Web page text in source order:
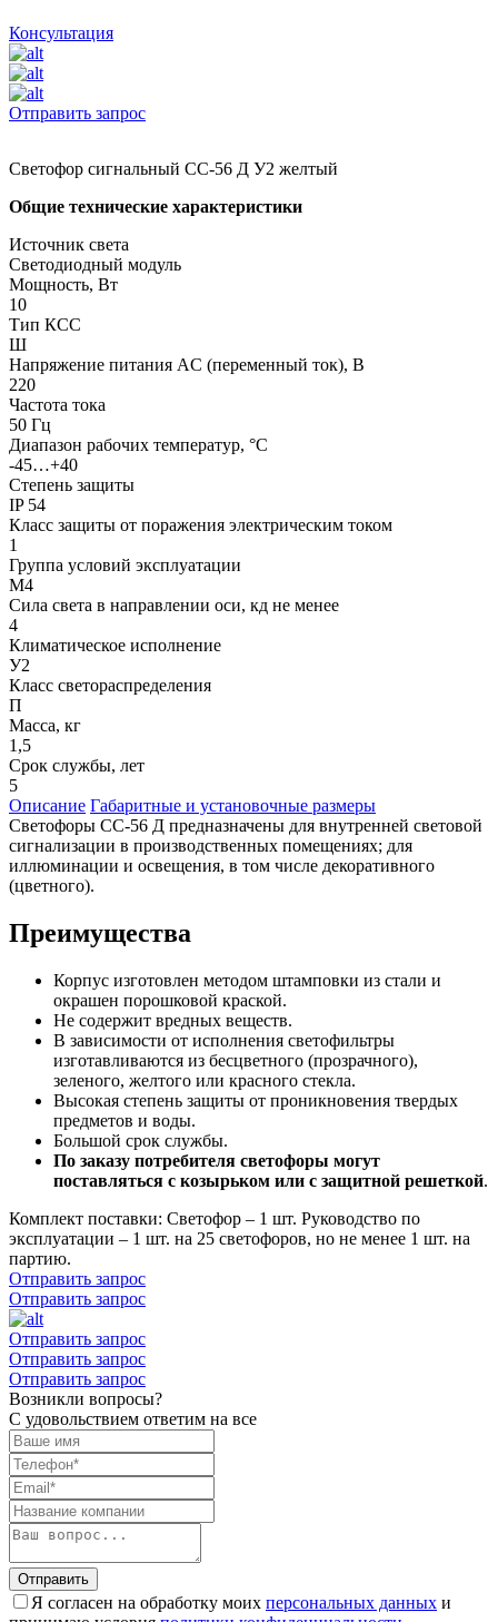
Консультация
Отправить запрос
Светофор сигнальный СС-56 Д У2 желтый
Общие технические характеристики
Источник света
Светодиодный модуль
Мощность, Вт
10
Тип КСС
Ш
Напряжение питания AC (переменный ток), В
220
Частота тока
50 Гц
Диапазон рабочих температур, °С
-45…+40
Степень защиты
IP 54
Класс защиты от поражения электрическим током
1
Группа условий эксплуатации
М4
Сила света в направлении оси, кд не менее
4
Климатическое исполнение
У2
Класс светораспределения
П
Масса, кг
1,5
Срок службы, лет
5
Описание Габаритные и установочные размеры
Светофоры СС-56 Д предназначены для внутренней световой
сигнализации в производственных помещениях; для
иллюминации и освещения, в том числе декоративного
(цветного).
Преимущества
Корпус изготовлен методом штамповки из стали и
окрашен порошковой краской.
Не содержит вредных веществ.
В зависимости от исполнения светофильтры
изготавливаются из бесцветного (прозрачного),
зеленого, желтого или красного стекла.
Высокая степень защиты от проникновения твердых
предметов и воды.
Большой срок службы.
По заказу потребителя светофоры могут
поставляться с козырьком или с защитной решеткой.
Комплект поставки: Светофор – 1 шт. Руководство по
эксплуатации – 1 шт. на 25 светофоров, но не менее 1 шт. на
партию.
Отправить запрос
Отправить запрос
Отправить запрос
Отправить запрос
Отправить запрос
Возникли вопросы?
С удовольствием ответим на все
Отправить
Я согласен на обработку моих персональных данных и